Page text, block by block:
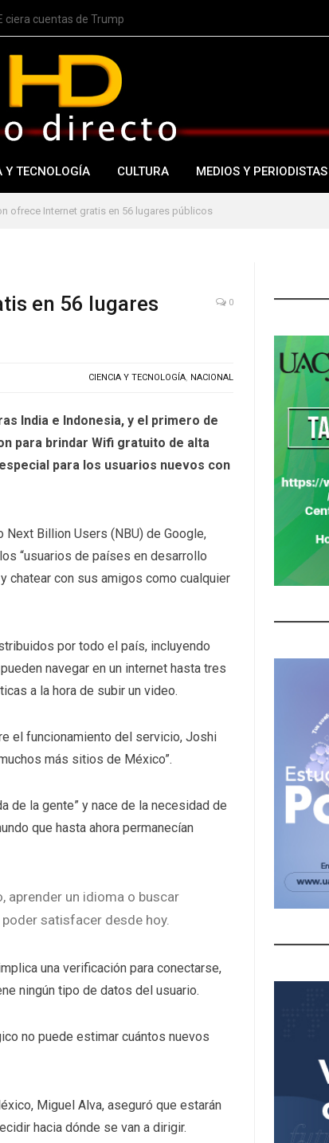
ciera cuentas de Trump
Y TECNOLOGÍA CULTURA MEDIOS Y PERIODISTAS
ofrece Internet gratis en 56 lugares públicos
en 56 lugares
0
CIENCIA Y TECNOLOGÍA, NACIONAL
India e Indonesia, y el primero de
para brindar Wifi gratuito de alta
para los usuarios nuevos con
Billion Users (NBU) de Google,
“usuarios de países en desarrollo
chatear con sus amigos como cualquier
por todo el país, incluyendo
navegar en un internet hasta tres
a la hora de subir un video.
el funcionamiento del servicio, Joshi
más sitios de México”.
de la gente” y nace de la necesidad de
que hasta ahora permanecían
aprender un idioma o buscar
satisfacer desde hoy.
una verificación para conectarse,
ningún tipo de datos del usuario.
no puede estimar cuántos nuevos
Miguel Alva, aseguró que estarán
hacia dónde se van a dirigir.